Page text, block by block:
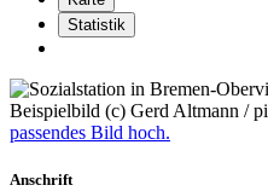
Statistik
Beispielbild (c) Gerd Altmann /
passendes Bild hoch.
Anschrift